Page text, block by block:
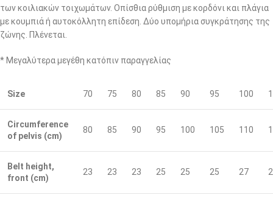
των κοιλιακών τοιχωμάτων. Οπίσθια ρύθμιση με κορδόνι και πλάγια
με κουμπιά ή αυτοκόλλητη επίδεση. Δύο υπομήρια συγκράτησης της
ζώνης. Πλένεται.
* Μεγαλύτερα μεγέθη κατόπιν παραγγελίας
Size 70 75 80 85 90 95 100
Circumference
of pelvis (cm)
80 85 90 95 100 105 110
Belt height,
front (cm)
23 23 23 25 25 25 27